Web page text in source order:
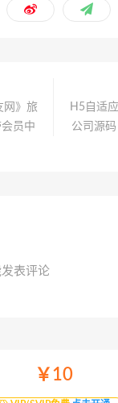
网》旅
员中
H5自适
公司源
表评论
￥10